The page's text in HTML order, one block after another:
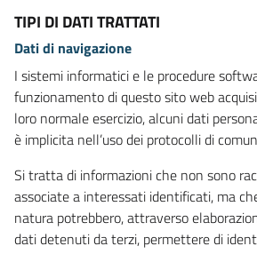
TIPI DI DATI TRATTATI
Dati di navigazione
I sistemi informatici e le procedure
funzionamento di questo sito web
loro normale esercizio, alcuni dati
è implicita nell’uso dei protocolli di
Si tratta di informazioni che non sono
associate a interessati identificati, ma
natura potrebbero, attraverso
dati detenuti da terzi, permettere di